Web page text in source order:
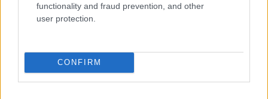
functionality and fraud prevention, and other
user protection.
CONFIRM
Στην ταινία πρωταγωνιστούν η μούσα του
Γιώργου Λάνθιμου, Έμα Στόουν, και ο Τζέσι
Οι πληροφορίες αναφέρουν ότι καθοριστικό
ρόλο για να μην δοθεί η άδεια για γυρίσματα